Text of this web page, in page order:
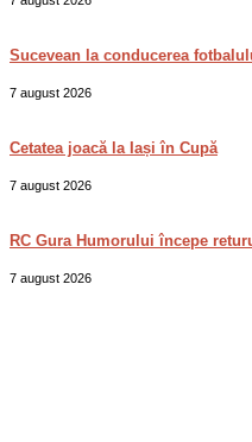
Sucevean la conducerea
7 august 2026
Cetatea joacă la Iași în Cupă
7 august 2026
RC Gura Humorului începe
7 august 2026